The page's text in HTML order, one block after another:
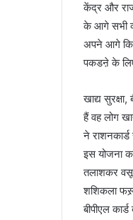
केंद्र और
के आगे सभी
अपने आगे
पकडऩे के
खाद्य
हैं वह लोग
ने
इस योजना
तलाशकर
शशिकला
बीपीएल